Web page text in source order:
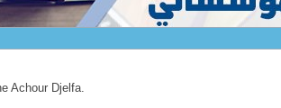
Achour Djelfa.